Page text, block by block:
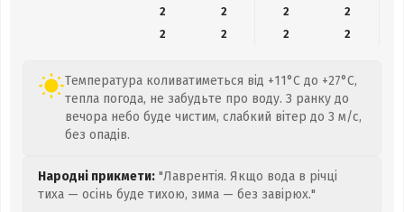
2
2 2
2
2
2 2 2
Температура коливатиметься від +11°C до +27°C,
тепла погода, не забудьте про воду. З ранку до
вечора небо буде чистим, слабкий вітер до 3 м/с,
без опадів.
Народні прикмети: "Лаврентія. Якщо вода в річці
тиха — осінь буде тихою, зима — без завірюх."